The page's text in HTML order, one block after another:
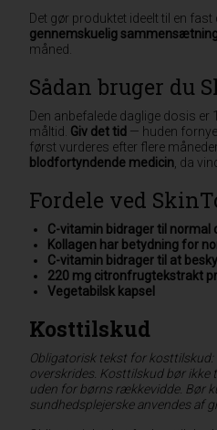
Det gør produktet ideelt til en
gennemskuelig
måned.
Sådan bruger du
Den anbefalede daglige dosis er
måltid. Giv det tid — huden
først vurderes efter flere
blodfortyndende medicin, da
Fordele ved
C-vitamin bidrager til normal
Kollagen har betydning for
C-vitamin bidrager til at
220 mg citronfrugtekstrakt
Vegetabilsk kapsel
Kosttilskud
Obligatorisk tekst for kosttilskud:
overskrides. Kosttilskud bør ikke
uden for børns rækkevidde. Bør
sundhedsplejerske anvendes af